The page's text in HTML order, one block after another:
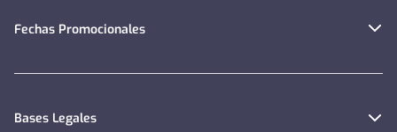
Fechas Promocionales
Bases Legales